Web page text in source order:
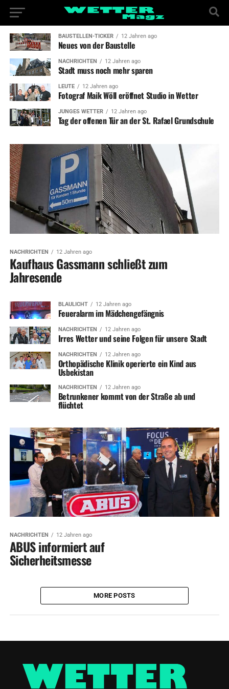
BAUSTELLEN-TICKER 12 Jahren ago
Neues von der Baustelle
NACHRICHTEN 12 Jahren ago
Stadt muss noch mehr sparen
LEUTE 12 Jahren ago
Fotograf Maik Wöll eröffnet Studio in Wetter
JUNGES WETTER 12 Jahren ago
Tag der offenen Tür an der St. Rafael Grundschule
NACHRICHTEN 12 Jahren ago
Kaufhaus Gassmann schließt zum
Jahresende
BLAULICHT 12 Jahren ago
Feueralarm im Mädchengefängnis
NACHRICHTEN 12 Jahren ago
Irres Wetter und seine Folgen für unsere Stadt
NACHRICHTEN 12 Jahren ago
Orthopädische Klinik operierte ein Kind aus
Usbekistan
NACHRICHTEN 12 Jahren ago
Betrunkener kommt von der Straße ab und
flüchtet
NACHRICHTEN 12 Jahren ago
ABUS informiert auf
Sicherheitsmesse
MORE POSTS